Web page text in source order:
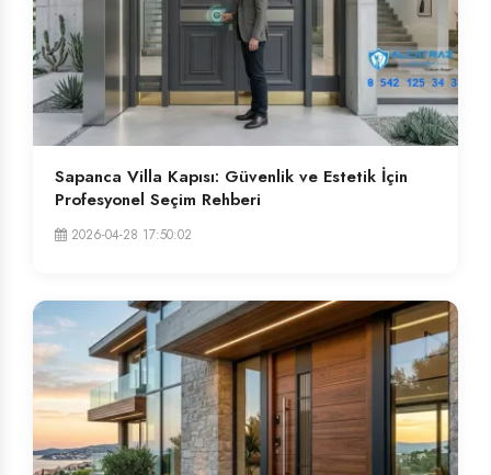
Sapanca Villa Kapısı: Güvenlik ve Estetik İçin
Profesyonel Seçim Rehberi
2026-04-28 17:50:02